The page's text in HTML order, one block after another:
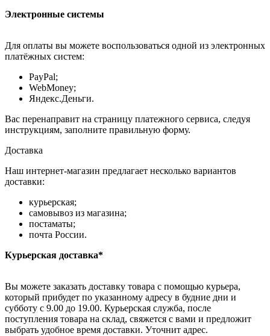
Электронные системы
Для оплаты вы можете воспользоваться одной из электронных
платёжных систем:
PayPal;
WebMoney;
Яндекс.Деньги.
Вас перенаправит на страницу платежного сервиса, следуя
инструкциям, заполните правильную форму.
Доставка
Наш интернет-магазин предлагает несколько вариантов
доставки:
курьерская;
самовывоз из магазина;
постаматы;
почта России.
Курьерская доставка*
Вы можете заказать доставку товара с помощью курьера,
который прибудет по указанному адресу в будние дни и
субботу с 9.00 до 19.00. Курьерская служба, после
поступления товара на склад, свяжется с вами и предложит
выбрать удобное время доставки. Уточнит адрес.